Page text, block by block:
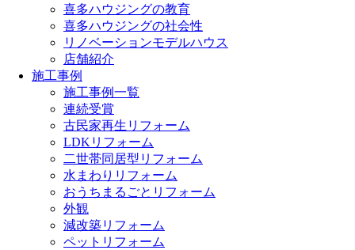
喜多ハウジングの教育
喜多ハウジングの社会性
リノベーションモデルハウス
店舗紹介
施工事例
施工事例一覧
連続受賞
古民家再生リフォーム
LDKリフォーム
二世帯同居型リフォーム
水まわりリフォーム
おうちまるごとリフォーム
外観
減改築リフォーム
ペットリフォーム